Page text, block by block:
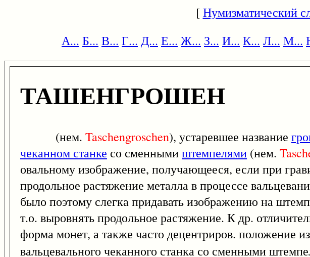
[Нумизматический
А... Б... В... Г... Д... Е... Ж... З... И... К... Л... М...
ТАШЕНГРОШЕН
(нем. Taschengroschen), устаревшее название
чеканном станке со сменнымиштемпелями (нем.
овальному изображение, получающееся, если при
продольное растяжение металла в процессе
было поэтому слегка придавать изображению на
т.о. выровнять продольное растяжение. К др.
форма монет, а также часто децентриров. положение
вальцевального чеканного станка со сменными